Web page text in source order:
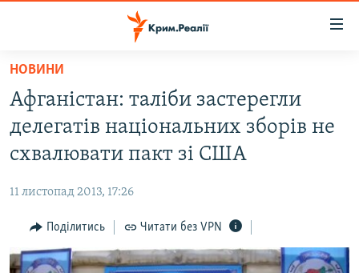
Перейти
основного
матеріалу
до
основної
Перейти
пошуку
НОВИНИ
ВОДА.КРИМ
БЛОГИ
ПОГЛЯД
ІНТЕРВ'Ю
НОВИНИ
Афганістан: таліби застерегли
делегатів національних зборів не
схвалювати пакт зі США
11 листопад 2013, 17:26
Поділитись Читати без VPN